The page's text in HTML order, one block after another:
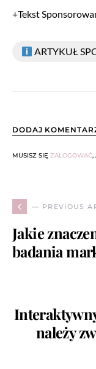
+Tekst
ARTYKUŁ
DODAJ
MUSISZ SIĘ ZALOGOWAĆ,
— PREVIOUS
Jakie
badania
należy